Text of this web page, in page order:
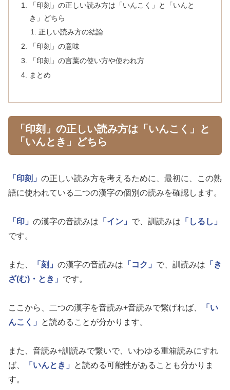
「印刻」の正しい読み方は「いんこく」と「いんと
き」どちら
正しい読み方の結論
「印刻」の意味
「印刻」の言葉の使い方や使われ方
まとめ
「印刻」の正しい読み方は「いんこく」と
「いんとき」どちら
「印刻」 の正しい読み方を考えるために、最初に、この熟
語に使われている二つの漢字の個別の読みを確認します。
「印」 の漢字の音読みは 「イン」 で、訓読みは 「しるし」
です。
また、 「刻」 の漢字の音読みは 「コク」 で、訓読みは 「き
ざ(む)・とき」 です。
ここから、二つの漢字を音読み+音読みで繋げれば、
「い
んこく」
と読めることが分かります。
また、音読み+訓読みで繋いで、いわゆる重箱読みにすれ
ば、
「いんとき」
と読める可能性があることも分かりま
す。